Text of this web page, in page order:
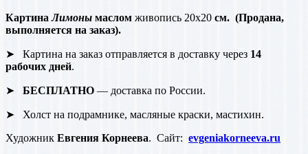
КартинаЛимоны маслом живопись 20х20 см. (Продана,
выполняется на заказ).
➤ Картина на заказ отправляется в доставку через 14
рабочих дней.
➤ БЕСПЛАТНО— доставка по России.
➤ Холст на подрамнике, масляные краски, мастихин.
Художник Евгения Корнеева. Сайт: evgeniakorneeva.ru